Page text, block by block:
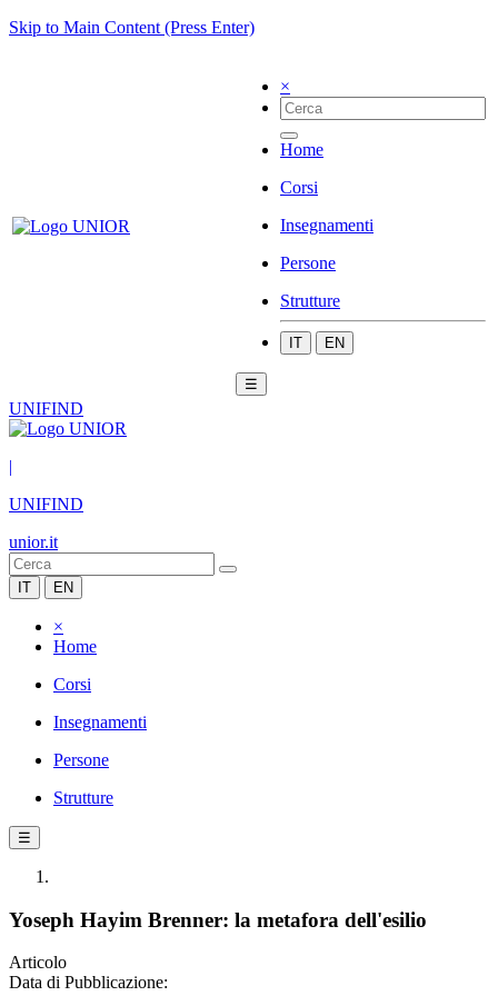
Skip to Main Content (Press Enter)
×
Home
Corsi
Insegnamenti
Persone
Strutture
IT EN
☰
UNIFIND
|
UNIFIND
unior.it
IT EN
×
Home
Corsi
Insegnamenti
Persone
Strutture
☰
Yoseph Hayim Brenner: la metafora dell'esilio
Articolo
Data di Pubblicazione: